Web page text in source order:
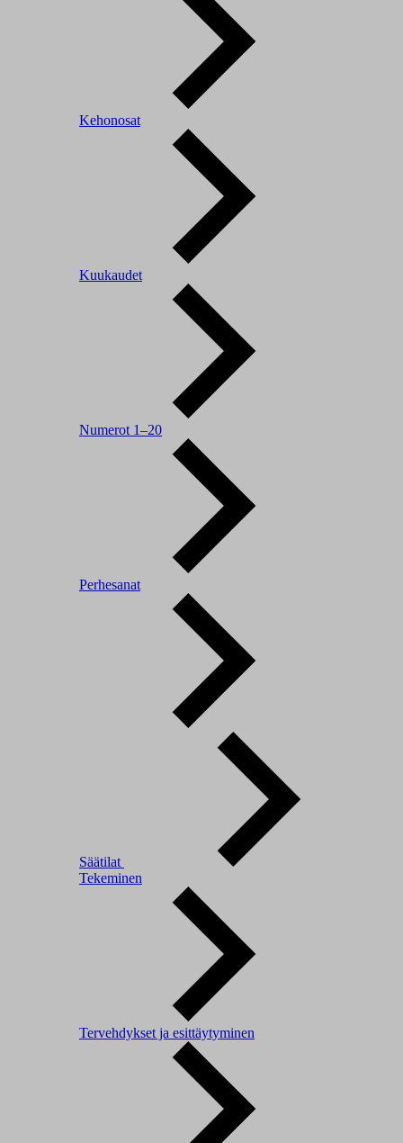
Kehonosat
Kuukaudet
Numerot 1–20
Perhesanat
Säätilat
Tekeminen
Tervehdykset ja esittäytyminen